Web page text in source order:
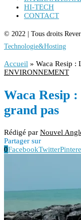
HI-TECH
CONTACT
© 2022 | Tous droits
Technologie&Hosting
Accueil » Waca Resip :
ENVIRONNEMENT
Waca Resip
grand pas
Rédigé par Nouvel
Partager sur
0FacebookTwitter